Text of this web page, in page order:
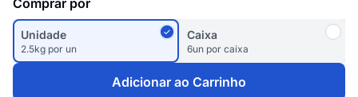
Comprar por
Unidade
2.5kg por un
Caixa
6un por caixa
Adicionar ao Carrinho